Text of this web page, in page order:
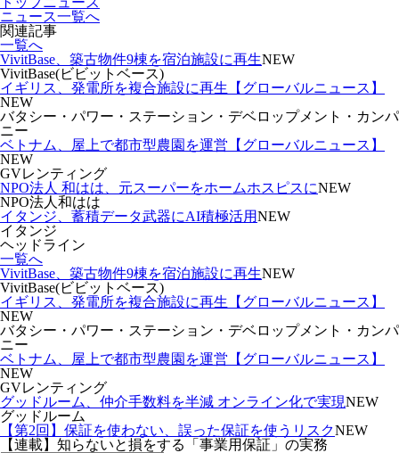
ニュース一覧へ
関連記事
一覧へ
VivitBase、築古物件9棟を宿泊施設に再生NEW
VivitBase(ビビットベース)
イギリス、発電所を複合施設に再生【グローバルニュース】
NEW
バタシー・パワー・ステーション・デベロップメント・カンパ
ニー
ベトナム、屋上で都市型農園を運営【グローバルニュース】
NEW
GVレンティング
NPO法人 和はは、元スーパーをホームホスピスにNEW
NPO法人和はは
イタンジ、蓄積データ武器にAI積極活用NEW
イタンジ
ヘッドライン
一覧へ
VivitBase、築古物件9棟を宿泊施設に再生NEW
VivitBase(ビビットベース)
イギリス、発電所を複合施設に再生【グローバルニュース】
NEW
バタシー・パワー・ステーション・デベロップメント・カンパ
ニー
ベトナム、屋上で都市型農園を運営【グローバルニュース】
NEW
GVレンティング
グッドルーム、仲介手数料を半減 オンライン化で実現NEW
グッドルーム
【第2回】保証を使わない、誤った保証を使うリスクNEW
【連載】知らないと損をする「事業用保証」の実務